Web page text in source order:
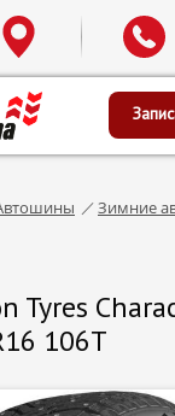
Зимние
Tyres
106T